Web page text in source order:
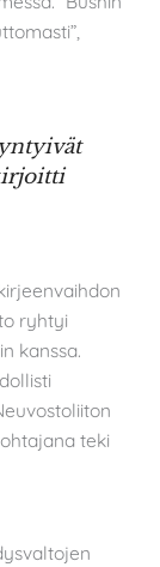
ryhtyi
kanssa.
teki